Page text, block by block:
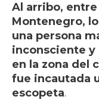
Al arribo, entre
Montenegro,
una persona
inconsciente y
en la zona del
fue incautada
escopeta.